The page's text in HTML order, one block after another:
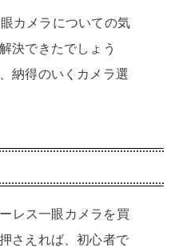
決できたでしょう
納得のいくカメラ選
さえれば、初心者で